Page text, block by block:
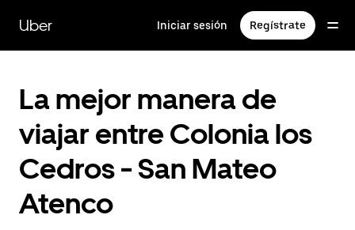
contenido
principal
Uber Iniciar sesión Regístrate
La mejor manera de
viajar entre Colonia los
Cedros - San Mateo
Atenco